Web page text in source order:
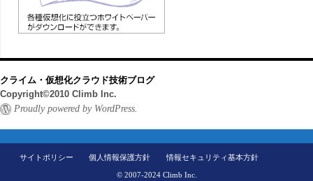
クライム・仮想化クラウド技術ブログ
Copyright©2010 Climb Inc.
Proudly powered by WordPress.
サイトポリシー 個人情報保護方針 情報セキュリティ基本方針
© 2007-2024 Climb Inc.